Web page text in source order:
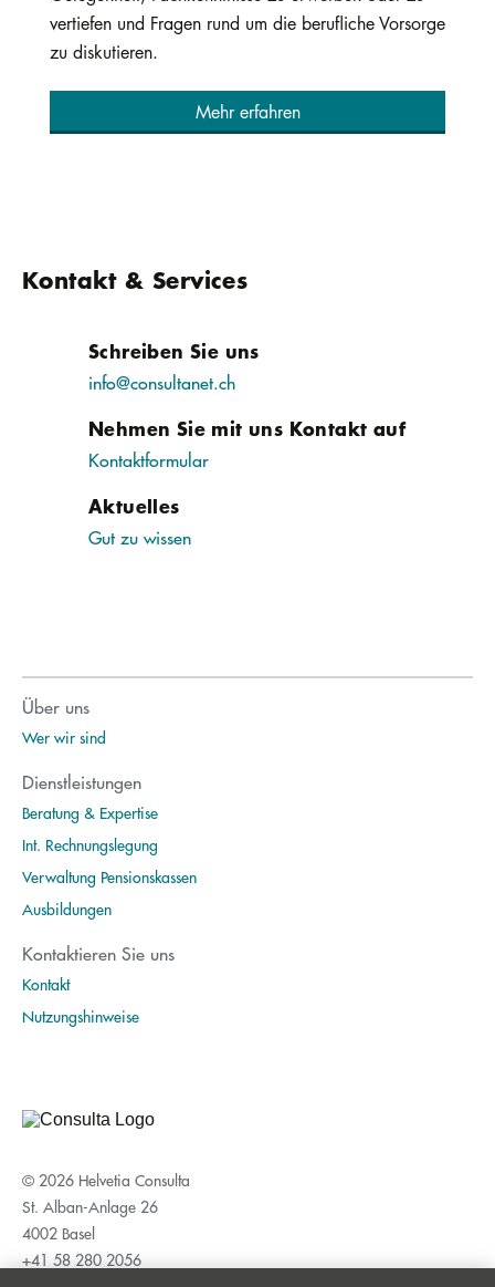
vertiefen und Fragen rund um die berufliche Vorsorge
zu diskutieren.
Mehr erfahren
Kontakt & Services
Schreiben Sie uns
info@consultanet.ch
Nehmen Sie mit uns Kontakt auf
Kontaktformular
Aktuelles
Gut zu wissen
Über uns
Wer wir sind
Dienstleistungen
Beratung & Expertise
Int. Rechnungslegung
Verwaltung Pensionskassen
Ausbildungen
Kontaktieren Sie uns
Kontakt
Nutzungshinweise
© 2026 Helvetia Consulta
St. Alban-Anlage 26
4002 Basel
+41 58 280 2056